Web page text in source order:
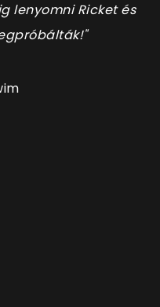
lenyomni Ricket és